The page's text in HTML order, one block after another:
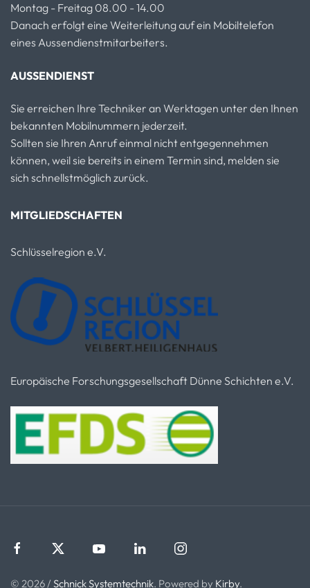
Montag - Freitag 08.00 - 14.00
Danach erfolgt eine Weiterleitung auf ein Mobiltelefon
eines Aussendienstmitarbeiters.
AUSSENDIENST
Sie erreichen Ihre Techniker an Werktagen unter den Ihnen
bekannten Mobilnummern jederzeit.
Sollten sie Ihren Anruf einmal nicht entgegennehmen
können, weil sie bereits in einem Termin sind, melden sie
sich schnellstmöglich zurück.
MITGLIEDSCHAFTEN
Schlüsselregion e.V.
Europäische Forschungsgesellschaft Dünne Schichten e.V.
© 2026 /Schnick Systemtechnik. Powered by Kirby.